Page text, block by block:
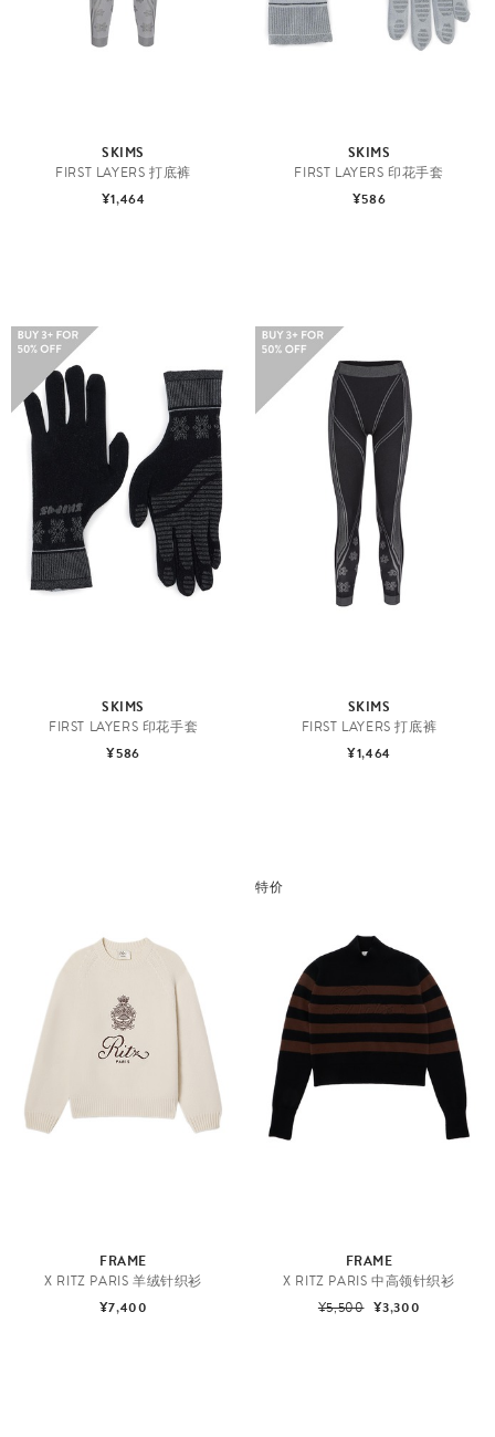
SKIMS
FIRST LAYERS 打底裤
¥1,464
SKIMS
FIRST LAYERS 印花手套
¥586
SKIMS
FIRST LAYERS 印花手套
¥586
SKIMS
FIRST LAYERS 打底裤
¥1,464
FRAME
X RITZ PARIS 羊绒针织衫
¥7,400
特价
FRAME
X RITZ PARIS 中高领针织衫
¥5,500 ¥3,300